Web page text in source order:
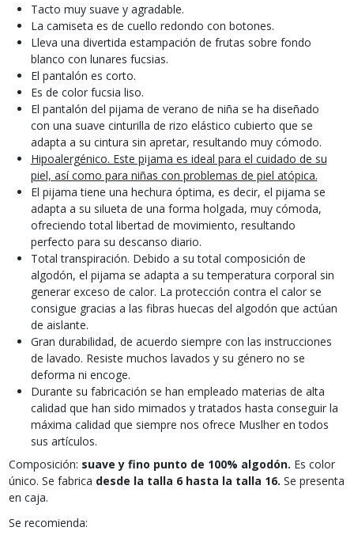
Tacto muy suave y agradable.
La camiseta es de cuello redondo con botones.
Lleva una divertida estampación de frutas sobre fondo
blanco con lunares fucsias.
El pantalón es corto.
Es de color fucsia liso.
El pantalón del pijama de verano de niña se ha diseñado
con una suave cinturilla de rizo elástico cubierto que se
adapta a su cintura sin apretar, resultando muy cómodo.
Hipoalergénico. Este pijama es ideal para el cuidado de su
piel, así como para niñas con problemas de piel atópica.
El pijama tiene una hechura óptima, es decir, el pijama se
adapta a su silueta de una forma holgada, muy cómoda,
ofreciendo total libertad de movimiento, resultando
perfecto para su descanso diario.
Total transpiración. Debido a su total composición de
algodón, el pijama se adapta a su temperatura corporal sin
generar exceso de calor. La protección contra el calor se
consigue gracias a las fibras huecas del algodón que actúan
de aislante.
Gran durabilidad, de acuerdo siempre con las instrucciones
de lavado. Resiste muchos lavados y su género no se
deforma ni encoge.
Durante su fabricación se han empleado materias de alta
calidad que han sido mimados y tratados hasta conseguir la
máxima calidad que siempre nos ofrece Muslher en todos
sus artículos.
Composición: suave y fino punto de 100% algodón. Es color
único. Se fabrica desde la talla 6 hasta la talla 16. Se presenta
en caja.
Se recomienda: